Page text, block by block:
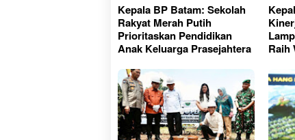
Kepala BP Batam: Sekolah
Rakyat Merah Putih
Prioritaskan Pendidikan
Anak Keluarga Prasejahtera
Raih